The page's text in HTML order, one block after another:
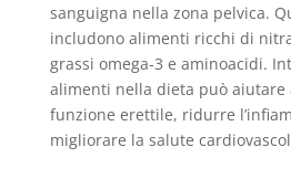
sanguigna nella zona pelvica.
includono alimenti ricchi di
grassi omega-3 e aminoacidi.
alimenti nella dieta può aiutare
funzione erettile, ridurre
migliorare la salute